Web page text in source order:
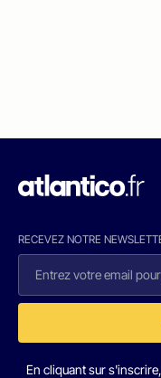
RECEVEZ NOTRE
En cliquant sur